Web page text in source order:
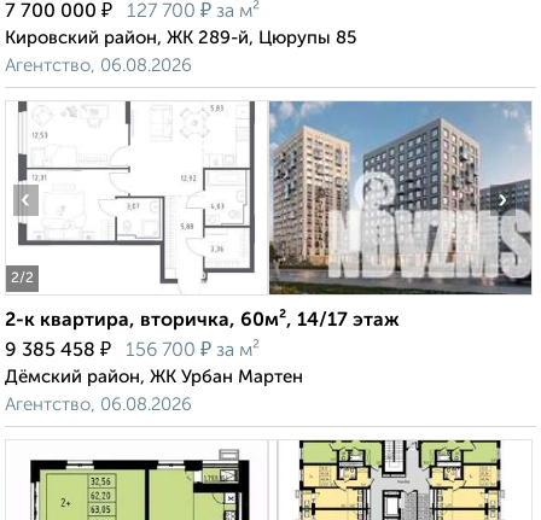
7 700 000 ₽ 127 700 ₽ за м²
Кировский район, ЖК 289-й, Цюрупы 85
Агентство, 06.08.2026
2/2
‹ ›
2-к квартира, вторичка, 60м², 14/17 этаж
9 385 458 ₽ 156 700 ₽ за м²
Дёмский район, ЖК Урбан Мартен
Агентство, 06.08.2026